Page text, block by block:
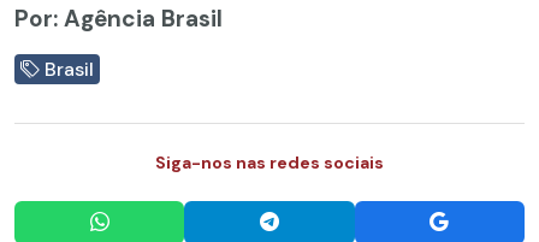
Por: Agência Brasil
Brasil
Siga-nos nas redes sociais